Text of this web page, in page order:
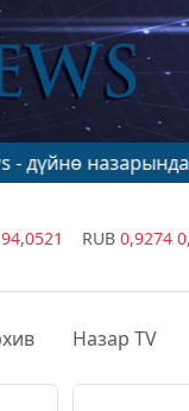
94,0521 RUB 0,9274
Назар TV